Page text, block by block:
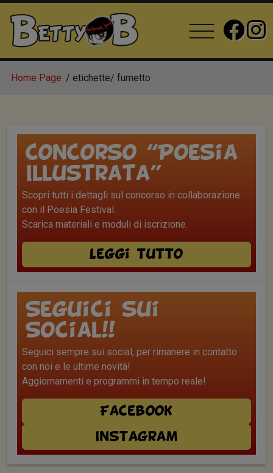
Home Page etichette fumetto
Concorso “Poesia
Illustrata”
Scopri tutti i dettagli sul concorso in collaborazione
con il Poesia Festival.
Scarica materiali e moduli di iscrizione.
Leggi tutto
Seguici sui
Social!!
Seguici sempre sui social, per rimanere in contatto
con noi e le ultime novità!
Aggiornamenti e programmi in tempo reale!
Facebook
Instagram